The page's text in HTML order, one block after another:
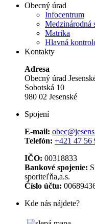
Obecný úrad
Infocentrum
Medzinárodná
Matrika
Hlavná
Kontakty
Adresa
Obecný úrad
Sobotská 10
980 02 Jesenské
Spojení
E-mail:
Telefón: +421 47 56
IČO: 00318833
Bankové spojenie:
sporiteľňa,a.s.
Číslo účtu:
Kde nás nájdete?